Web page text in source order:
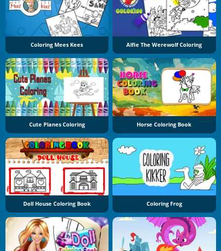
Coloring Mees Kees Alfie The Werewolf Coloring
Cute Planes Coloring Horse Coloring Book
Doll House Coloring Book Coloring Frog